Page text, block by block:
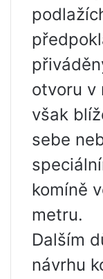
otvoru v
však
sebe
komíně
metru.
Dalším
návrhu